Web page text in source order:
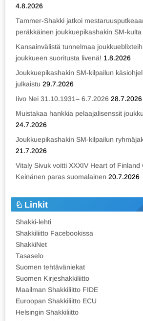
4.8.2026
Tammer-Shakki jatkoi
peräkkäinen joukkuepikashakin SM-kulta
Kansainvälistä tunnelmaa
joukkueen suoritusta livenä! 1.8.2026
Joukkuepikashakin SM-kilpailun
julkaistu 29.7.2026
Iivo Nei 31.10.1931– 6.7.2026 28.7.2026
Muistakaa hankkia pelaajalisenssit
24.7.2026
Joukkuepikashakin SM-kilpailun
21.7.2026
Vitaly Sivuk voitti XXXIV Heart of Finland
Keinänen paras suomalainen 20.7.2026
Linkit
Shakki-lehti
Shakkiliitto Facebookissa
ShakkiNet
Tasaselo
Suomen tehtäväniekat
Suomen Kirjeshakkiliitto
Maailman Shakkiliitto FIDE
Euroopan Shakkiliitto ECU
Helsingin Shakkiliitto